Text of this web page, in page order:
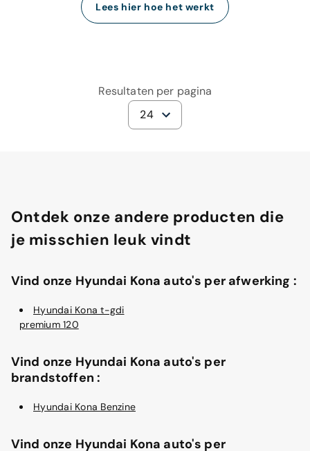
Lees hier hoe het werkt
Resultaten per pagina
24
Ontdek onze andere producten die
je misschien leuk vindt
Vind onze Hyundai Kona auto's per afwerking :
Hyundai Kona t-gdi
premium 120
Vind onze Hyundai Kona auto's per
brandstoffen :
Hyundai Kona Benzine
Vind onze Hyundai Kona auto's per